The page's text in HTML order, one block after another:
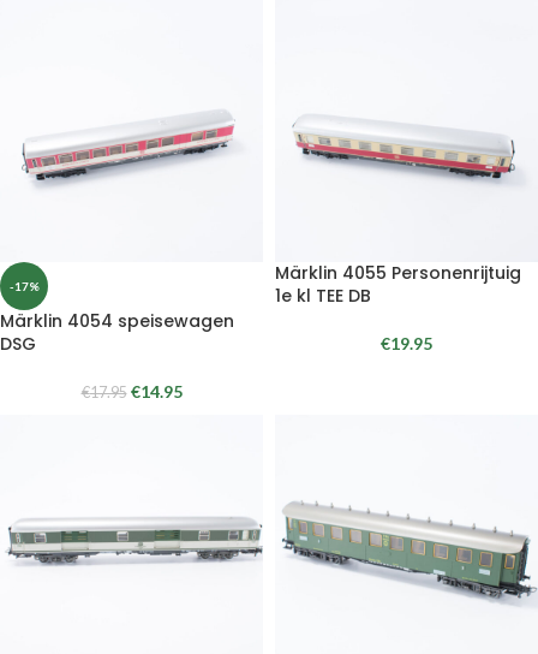
-17%
Märklin 4054 speisewagen
DSG
€17.95 €14.95
Märklin 4055 Personenrijtuig
1e kl TEE DB
€19.95